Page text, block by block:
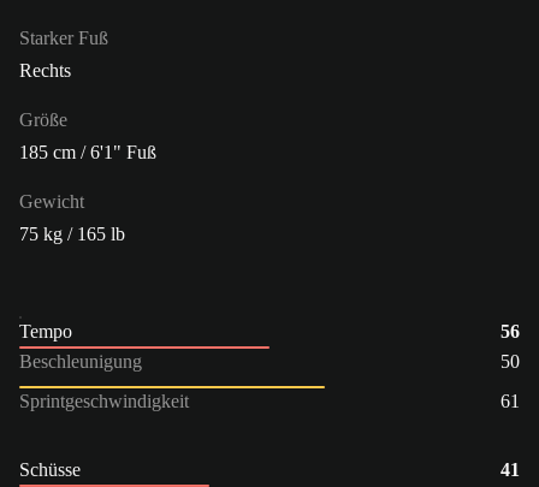
Starker Fuß
Rechts
Größe
185 cm / 6'1" Fuß
Gewicht
75 kg / 165 lb
Tempo
56
Beschleunigung
50
Sprintgeschwindigkeit
61
Schüsse
41